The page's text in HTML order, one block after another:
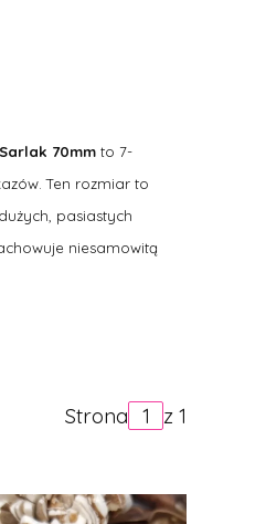
70mm to 7-
Ten rozmiar to
pasiastych
niesamowitą
Strona z 1